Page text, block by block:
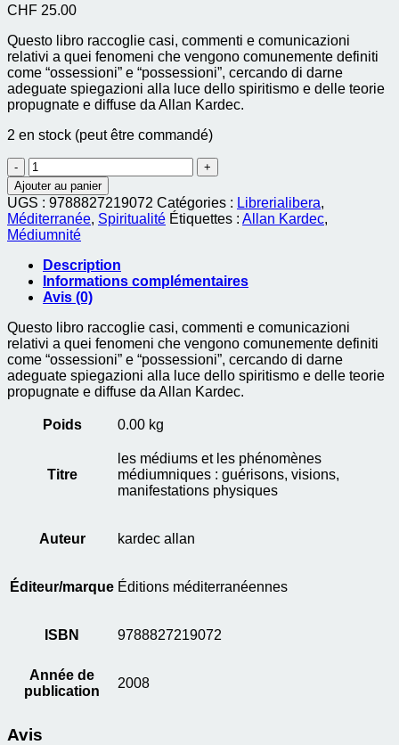
CHF 25.00
Questo libro raccoglie casi, commenti e comunicazioni
relativi a quei fenomeni che vengono comunemente definiti
come “ossessioni” e “possessioni”, cercando di darne
adeguate spiegazioni alla luce dello spiritismo e delle teorie
propugnate e diffuse da Allan Kardec.
2 en stock (peut être commandé)
quantité
de
medium
e
fenomeni
medianici.
guarigioni,
visioni,
manifestazioni
fisiche
Ajouter au panier
UGS : 9788827219072 Catégories : Librerialibera,
Méditerranée, Spiritualité Étiquettes : Allan Kardec,
Médiumnité
Description
Informations complémentaires
Avis (0)
Questo libro raccoglie casi, commenti e comunicazioni
relativi a quei fenomeni che vengono comunemente definiti
come “ossessioni” e “possessioni”, cercando di darne
adeguate spiegazioni alla luce dello spiritismo e delle teorie
propugnate e diffuse da Allan Kardec.
Poids 0.00 kg
Titre
les médiums et les phénomènes
médiumniques : guérisons, visions,
manifestations physiques
Auteur kardec allan
Éditeur/marque Éditions méditerranéennes
ISBN 9788827219072
Année de
publication
2008
Avis